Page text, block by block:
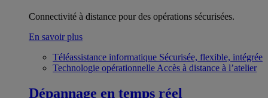
Connectivité à distance pour des opérations sécurisées.
En savoir plus
Téléassistance informatique Sécurisée, flexible, intégrée
Technologie opérationnelle Accès à distance à l’atelier
Dépannage en temps réel